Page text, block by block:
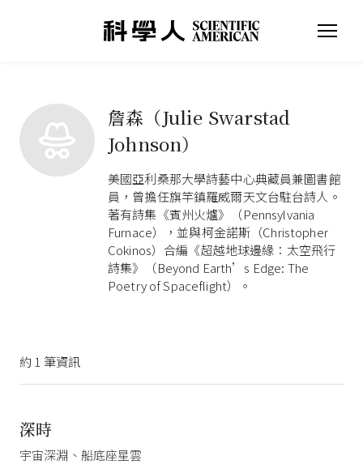
詹森（Julie Swarstad
Johnson）
美國亞利桑那大學詩藝中心典藏員兼圖書館
員，曾擔任旗竿鎮羅威爾天文台駐台詩人。
著有詩集《賓州火爐》（Pennsylvania
Furnace），並與柯金諾斯（Christopher
Cokinos）合編《超越地球邊緣：太空飛行
詩集》（Beyond Earth’s Edge: The
Poetry of Spaceflight）。
約 1 筆資訊
深時
宇宙深淵、船底座星雲